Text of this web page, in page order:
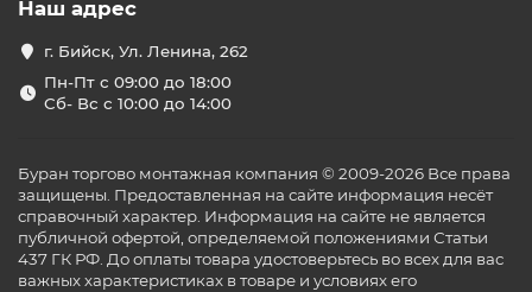
Наш адрес
г. Бийск, Ул. Ленина, 262
Пн-Пт с 09:00 до 18:00
Сб- Вс с 10:00 до 14:00
Буран торгово монтажная компания © 2009-2026 Все права
защищены. Предоставленная на сайте информация несёт
справочный характер. Информация на сайте не является
публичной офертой, определяемой положениями Статьи
437 ГК РФ. До оплаты товара удостоверьтесь во всех для вас
важных характеристиках в товаре и условиях его